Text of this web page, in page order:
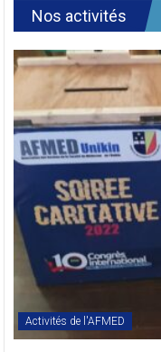
Nos activités
Activités de l'AFMED